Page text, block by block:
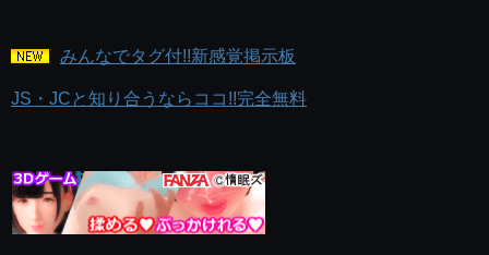
みんなでタグ付!!新感覚掲示板
JS・JCと知り合うならココ!!完全無料